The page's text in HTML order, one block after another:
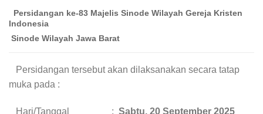
Persidangan ke-83 Majelis Sinode Wilayah Gereja Kristen
Indonesia
Sinode Wilayah Jawa Barat
Persidangan tersebut akan dilaksanakan secara tatap
muka pada :
Hari/Tanggal : Sabtu, 20 September 2025